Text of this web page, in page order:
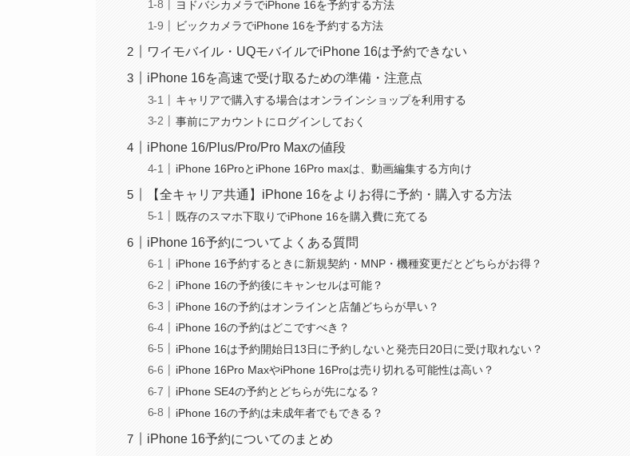
ヨドバシカメラでiPhone 16を予約する方法
ビックカメラでiPhone 16を予約する方法
ワイモバイル・UQモバイルでiPhone 16は予約できない
iPhone 16を高速で受け取るための準備・注意点
キャリアで購入する場合はオンラインショップを利用する
事前にアカウントにログインしておく
iPhone 16/Plus/Pro/Pro Maxの値段
iPhone 16ProとiPhone 16Pro maxは、動画編集する方向け
【全キャリア共通】iPhone 16をよりお得に予約・購入する方法
既存のスマホ下取りでiPhone 16を購入費に充てる
iPhone 16予約についてよくある質問
iPhone 16予約するときに新規契約・MNP・機種変更だとどちらがお得？
iPhone 16の予約後にキャンセルは可能？
iPhone 16の予約はオンラインと店舗どちらが早い？
iPhone 16の予約はどこですべき？
iPhone 16は予約開始日13日に予約しないと発売日20日に受け取れない？
iPhone 16Pro MaxやiPhone 16Proは売り切れる可能性は高い？
iPhone SE4の予約とどちらが先になる？
iPhone 16の予約は未成年者でもできる？
iPhone 16予約についてのまとめ